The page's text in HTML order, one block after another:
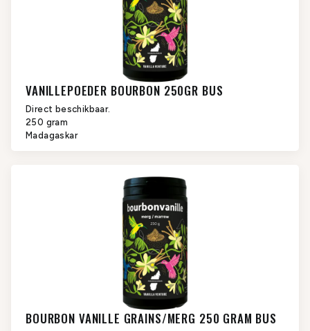
VANILLEPOEDER BOURBON 250GR BUS
Direct beschikbaar.
250 gram
Madagaskar
BOURBON VANILLE GRAINS/MERG 250 GRAM BUS